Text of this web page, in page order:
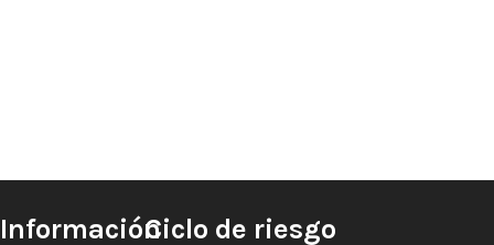
InformaciónCiclo de riesgo